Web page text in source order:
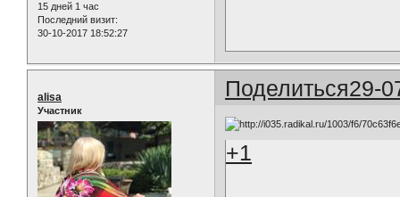
15 дней 1 час
Последний визит:
30-10-2017 18:52:27
Поделиться29-
alisa
Участник
+1